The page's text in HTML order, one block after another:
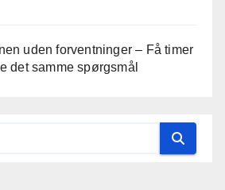
uden forventninger – Få timer
det samme spørgsmål